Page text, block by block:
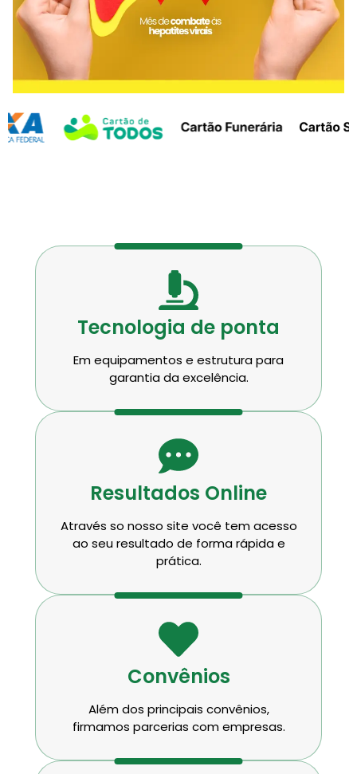
Tecnologia de ponta
Em equipamentos e estrutura para
garantia da excelência.
Resultados Online
Através so nosso site você tem acesso
ao seu resultado de forma rápida e
prática.
Convênios
Além dos principais convênios,
firmamos parcerias com empresas.